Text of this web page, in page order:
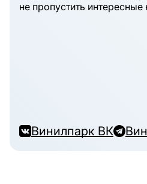
не пропустить
Винилпарк ВК